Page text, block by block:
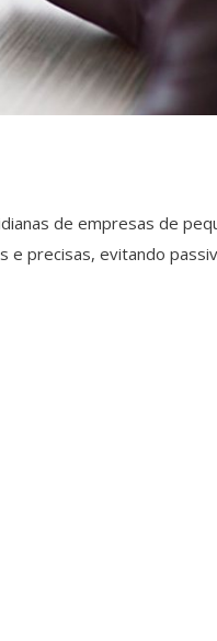
de empresas de
e precisas, evitando